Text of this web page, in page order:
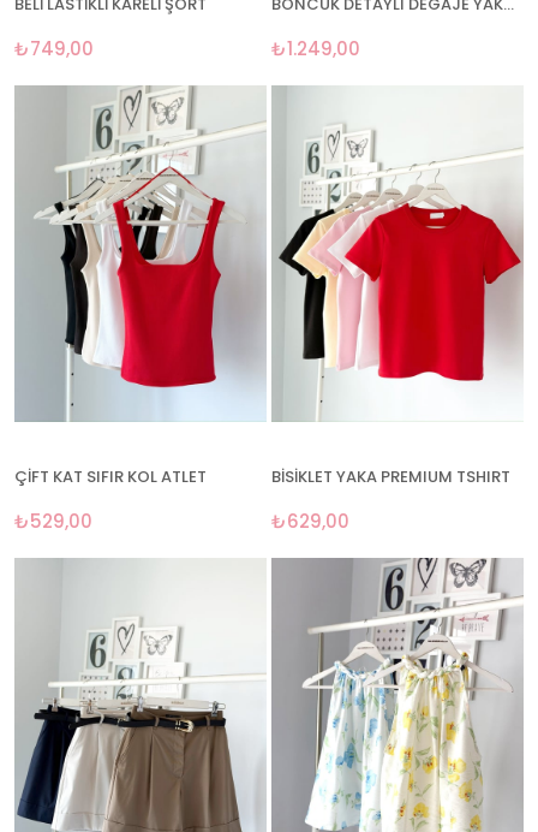
₺749,00 ₺1.249,00
ÇİFT KAT SIFIR KOL ATLET
₺529,00
BİSİKLET YAKA PREMIUM TSHIRT
₺629,00